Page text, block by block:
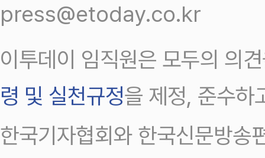
press@etoday.co.kr
이투데이 임직원은 모두의 의
령 및 실천규정을 제정, 준수하
한국기자협회와 한국신문방송